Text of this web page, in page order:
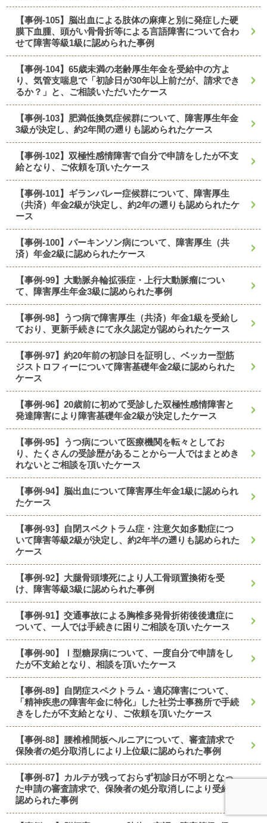
【事例-105】脳出血による肢体の麻痺と別に発症した硬
膜下血腫、頭がい骨骨折等による言語障害について合わ
せて障害等級1級に認められた事例
【事例-104】65歳未満の老齢厚生年金を受給中の方よ
り、気管支喘息で「初診日が30年以上前だが、請求でき
るか？」と、ご相談いただいたケース
【事例-103】肥満低換気症候群について、障害厚生年金
3級が決定し、約2年間の遡りも認められたケース
【事例-102】双極性感情障害で自分で申請をしたが不支
給となり、ご依頼を頂いたケース
【事例-101】ギランバレー症候群について、障害厚生
（共済）年金2級が決定し、約2年の遡りも認められたケ
ース
【事例-100】パーキンソン病について、障害厚生（共
済）年金2級に認められたケース
【事例-99】大動脈弁輪拡張症・上行大動脈瘤につい
て、障害厚生年金3級に認められた事例
【事例-98】うつ病で障害厚生（共済）年金1級を受給し
ており、更新手続きにて永久認定が認められたケース
【事例-97】約20年前の初診日を証明し、ベッカー型筋
ジストロフィーについて障害基礎年金2級に認められた
ケース
【事例-96】20歳前に初めて受診した双極性感情障害と
発達障害により障害基礎年金2級が決定したケース
【事例-95】うつ病について医療機関を転々としてお
り、たくさんの受診歴があることから一人ではまとめき
れないとご相談を頂いたケース
【事例-94】脳出血について障害厚生年金1級に認められ
たケース
【事例-93】自閉スペクトラム症・注意欠如多動症につ
いて障害等級2級が決定し、約2年半の遡りも認められた
ケース
【事例-92】大腿骨頭壊死により人工骨頭置換術を受
け、障害等級3級に認められた事例
【事例-91】交通事故による胸椎多発骨折術後後遺症に
ついて、一人では手続きに困りご相談を頂いたケース
【事例-90】Ⅰ型糖尿病について、一度自分で申請をし
たが不支給となり、相談を頂いたケース
【事例-89】自閉症スペクトラム・適応障害について、
「精神疾患の障害年金に特化」した社労士事務所で手続
きをしたが不支給となり、ご依頼を頂いたケース
【事例-88】腰椎椎間板ヘルニアについて、審査請求で
保険者の処分取消しにより上位級に認められた事例
【事例-87】カルテが残っておらず初診日が不明となっ
た申請の審査請求で、保険者の処分取消しにより受給が
認められた事例